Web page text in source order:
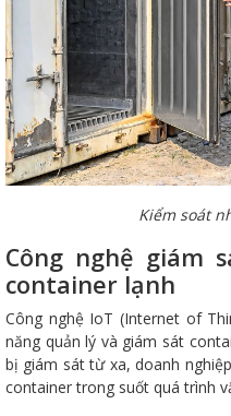
Kiểm soát
Công nghệ giám
container lạnh
Công nghệ IoT (Internet of
năng quản lý và giám sát
bị giám sát từ xa, doanh
container trong suốt quá trình